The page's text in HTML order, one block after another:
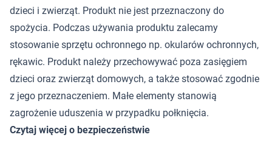
dzieci i zwierząt. Produkt nie jest przeznaczony do
spożycia. Podczas używania produktu zalecamy
stosowanie sprzętu ochronnego np. okularów ochronnych,
rękawic. Produkt należy przechowywać poza zasięgiem
dzieci oraz zwierząt domowych, a także stosować zgodnie
z jego przeznaczeniem. Małe elementy stanowią
zagrożenie uduszenia w przypadku połknięcia.
Czytaj więcej o bezpieczeństwie